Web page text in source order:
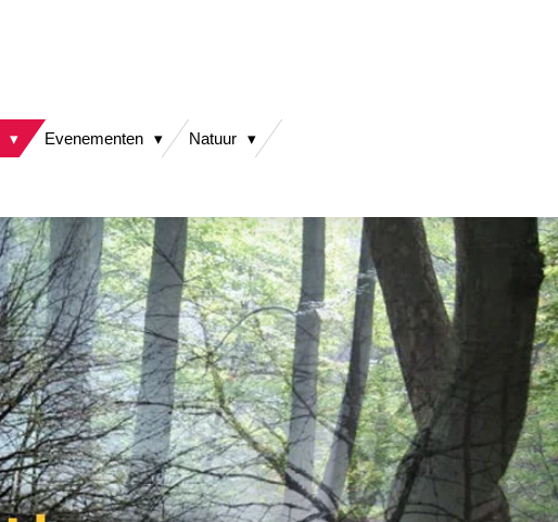
Evenementen Natuur